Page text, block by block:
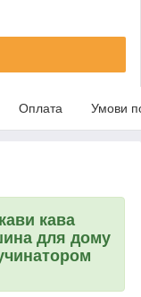
Оплата Умови
кава
для дому